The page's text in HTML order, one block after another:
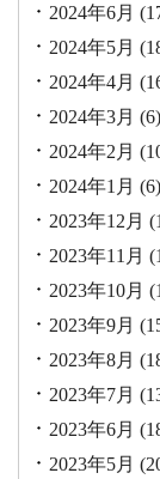
2024年6月
2024年5月
2024年4月
2024年3月 (6)
2024年2月
2024年1月 (6)
2023年12月
2023年11月
2023年10月
2023年9月
2023年8月
2023年7月
2023年6月
2023年5月